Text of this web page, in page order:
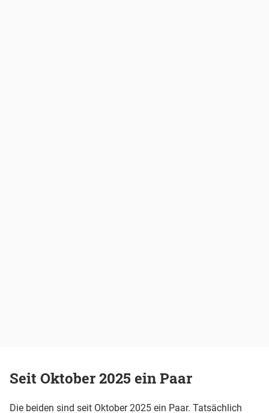
Seit Oktober 2025 ein Paar
Die beiden sind seit Oktober 2025 ein Paar. Tatsächlich